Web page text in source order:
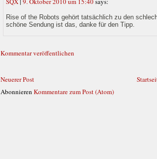
Rise of the Robots gehört tatsächlich zu den
schöne Sendung ist das, danke für den Tipp.
Kommentar veröffentlichen
Neuerer Post
Abonnieren Kommentare zum Post (Atom)